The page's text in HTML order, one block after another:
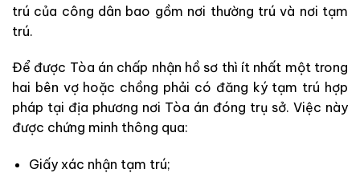
trú của công dân bao gồm nơi thường trú và nơi tạm
trú.
Để được Tòa án chấp nhận hồ sơ thì ít nhất một trong
hai bên vợ hoặc chồng phải có đăng ký tạm trú hợp
pháp tại địa phương nơi Tòa án đóng trụ sở. Việc này
được chứng minh thông qua:
Giấy xác nhận tạm trú;